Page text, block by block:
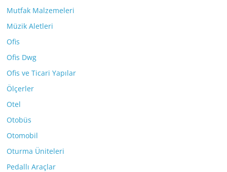
Mutfak Malzemeleri
Müzik Aletleri
Ofis
Ofis Dwg
Ofis ve Ticari Yapılar
Ölçerler
Otel
Otobüs
Otomobil
Oturma Üniteleri
Pedallı Araçlar